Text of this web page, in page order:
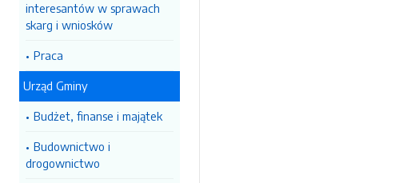
interesantów w sprawach
skarg i wniosków
Praca
Urząd Gminy
Budżet, finanse i majątek
Budownictwo i
drogownictwo